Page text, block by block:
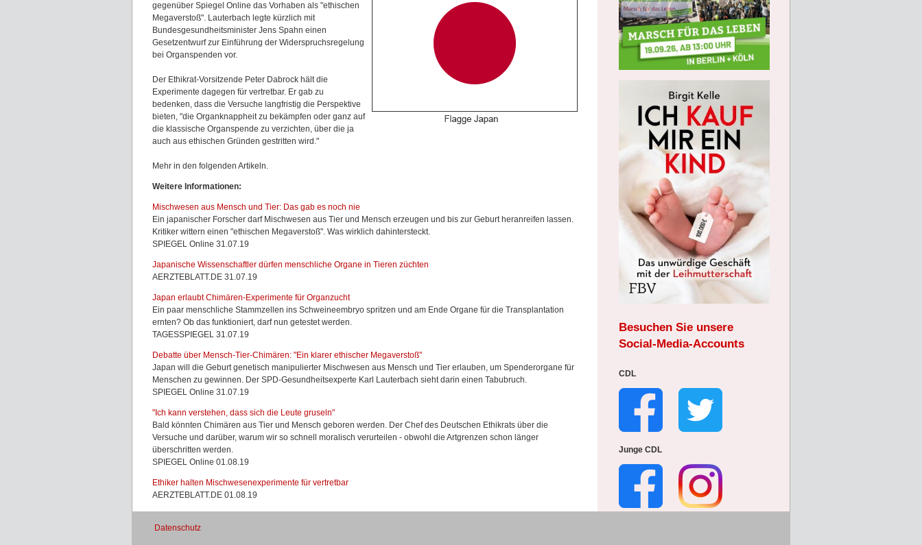
gegenüber Spiegel Online das Vorhaben als "ethischen
Megaverstoß". Lauterbach legte kürzlich mit
Bundesgesundheitsminister Jens Spahn einen
Gesetzentwurf zur Einführung der Widerspruchsregelung
bei Organspenden vor.
Der Ethikrat-Vorsitzende Peter Dabrock hält die
Experimente dagegen für vertretbar. Er gab zu
bedenken, dass die Versuche langfristig die Perspektive
bieten, "die Organknappheit zu bekämpfen oder ganz auf
die klassische Organspende zu verzichten, über die ja
auch aus ethischen Gründen gestritten wird."
Mehr in den folgenden Artikeln.
Weitere Informationen:
Mischwesen aus Mensch und Tier: Das gab es noch nie
Ein japanischer Forscher darf Mischwesen aus Tier und Mensch erzeugen und bis zur Geburt heranreifen lassen.
Kritiker wittern einen "ethischen Megaverstoß". Was wirklich dahintersteckt.
SPIEGEL Online 31.07.19
Japanische Wissenschaftler dürfen menschliche Organe in Tieren züchten
AERZTEBLATT.DE 31.07.19
Japan erlaubt Chimären-Experimente für Organzucht
Ein paar menschliche Stammzellen ins Schweineembryo spritzen und am Ende Organe für die Transplantation
ernten? Ob das funktioniert, darf nun getestet werden.
TAGESSPIEGEL 31.07.19
Debatte über Mensch-Tier-Chimären: "Ein klarer ethischer Megaverstoß"
Japan will die Geburt genetisch manipulierter Mischwesen aus Mensch und Tier erlauben, um Spenderorgane für
Menschen zu gewinnen. Der SPD-Gesundheitsexperte Karl Lauterbach sieht darin einen Tabubruch.
SPIEGEL Online 31.07.19
"Ich kann verstehen, dass sich die Leute gruseln"
Bald könnten Chimären aus Tier und Mensch geboren werden. Der Chef des Deutschen Ethikrats über die
Versuche und darüber, warum wir so schnell moralisch verurteilen - obwohl die Artgrenzen schon länger
überschritten werden.
SPIEGEL Online 01.08.19
Ethiker halten Mischwesenexperimente für vertretbar
AERZTEBLATT.DE 01.08.19
Besuchen Sie unsere
Social-Media-Accounts
CDL
Junge CDL
Datenschutz